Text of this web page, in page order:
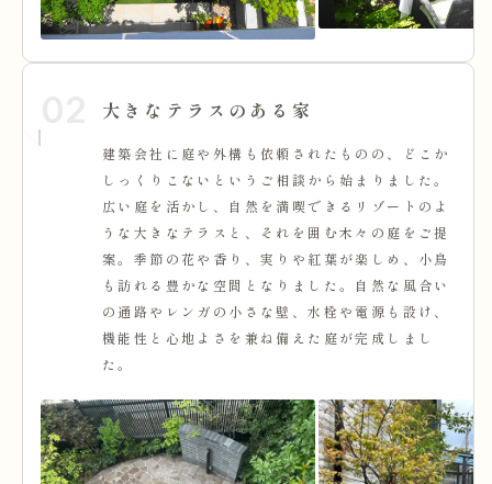
大きなテラスのある家
建築会社に庭や外構も依頼されたものの、どこか
しっくりこないというご相談から始まりました。
広い庭を活かし、自然を満喫できるリゾートのよ
うな大きなテラスと、それを囲む木々の庭をご提
案。季節の花や香り、実りや紅葉が楽しめ、小鳥
も訪れる豊かな空間となりました。自然な風合い
の通路やレンガの小さな壁、水栓や電源も設け、
機能性と心地よさを兼ね備えた庭が完成しまし
た。